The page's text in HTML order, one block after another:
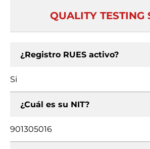
QUALITY TESTING
¿Registro RUES activo?
Si
¿Cuál es su NIT?
901305016